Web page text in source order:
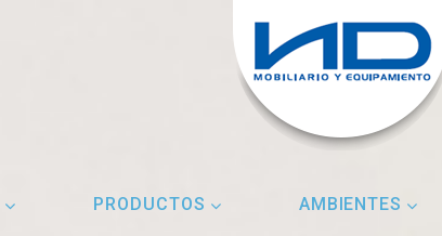
PRODUCTOS AMBIENTES